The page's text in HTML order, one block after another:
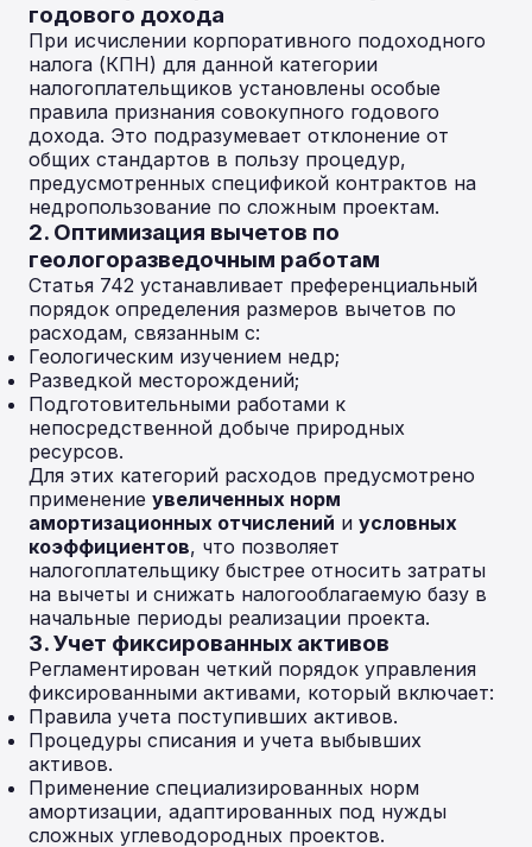
годового дохода
При исчислении корпоративного подоходного
налога (КПН) для данной категории
налогоплательщиков установлены особые
правила признания совокупного годового
дохода. Это подразумевает отклонение от
общих стандартов в пользу процедур,
предусмотренных спецификой контрактов на
недропользование по сложным проектам.
2. Оптимизация вычетов по
геологоразведочным работам
Статья 742 устанавливает преференциальный
порядок определения размеров вычетов по
расходам, связанным с:
Геологическим изучением недр;
Разведкой месторождений;
Подготовительными работами к
непосредственной добыче природных
ресурсов.
Для этих категорий расходов предусмотрено
применение увеличенных норм
амортизационных отчислений и условных
коэффициентов, что позволяет
налогоплательщику быстрее относить затраты
на вычеты и снижать налогооблагаемую базу в
начальные периоды реализации проекта.
3. Учет фиксированных активов
Регламентирован четкий порядок управления
фиксированными активами, который включает:
Правила учета поступивших активов.
Процедуры списания и учета выбывших
активов.
Применение специализированных норм
амортизации, адаптированных под нужды
сложных углеводородных проектов.